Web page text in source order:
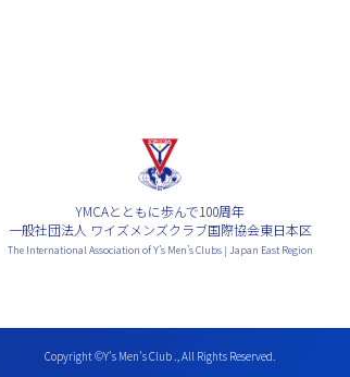
YMCAとともに歩んで100周年
一般社団法人 ワイズメンズクラブ国際協会東日本区
The International Association of Y’s Men’s Clubs | Japan East Region
Copyright ©Y’s Men’s Club ., All Rights Reserved.